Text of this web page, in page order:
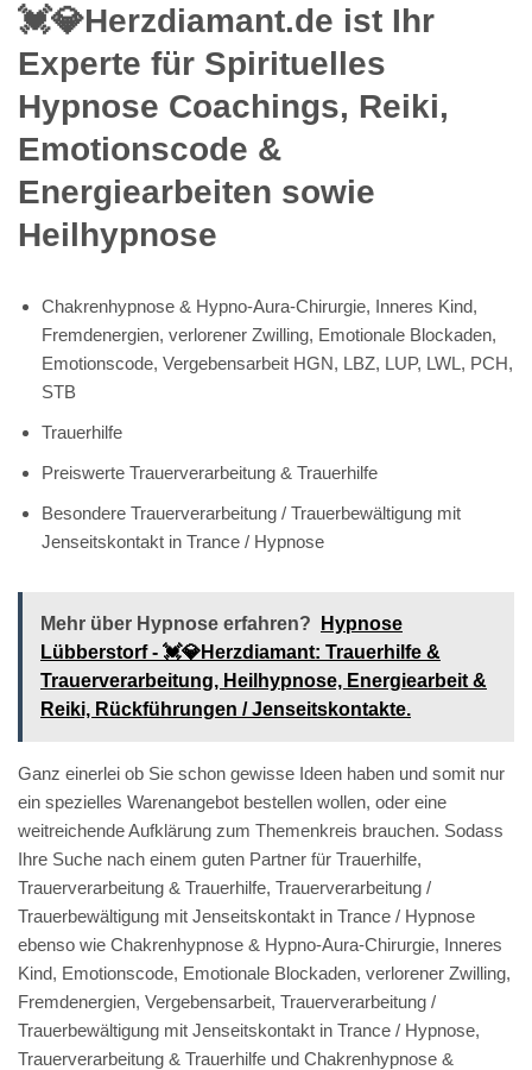
💓️💎Herzdiamant.de ist Ihr
Experte für Spirituelles
Hypnose Coachings, Reiki,
Emotionscode &
Energiearbeiten sowie
Heilhypnose
Chakrenhypnose & Hypno-Aura-Chirurgie, Inneres Kind,
Fremdenergien, verlorener Zwilling, Emotionale Blockaden,
Emotionscode, Vergebensarbeit HGN, LBZ, LUP, LWL, PCH,
STB
Trauerhilfe
Preiswerte Trauerverarbeitung & Trauerhilfe
Besondere Trauerverarbeitung / Trauerbewältigung mit
Jenseitskontakt in Trance / Hypnose
Mehr über Hypnose erfahren?
Hypnose
Lübberstorf - 💓️💎Herzdiamant: Trauerhilfe &
Trauerverarbeitung, Heilhypnose, Energiearbeit &
Reiki, Rückführungen / Jenseitskontakte.
Ganz einerlei ob Sie schon gewisse Ideen haben und somit nur
ein spezielles Warenangebot bestellen wollen, oder eine
weitreichende Aufklärung zum Themenkreis brauchen. Sodass
Ihre Suche nach einem guten Partner für Trauerhilfe,
Trauerverarbeitung & Trauerhilfe, Trauerverarbeitung /
Trauerbewältigung mit Jenseitskontakt in Trance / Hypnose
ebenso wie Chakrenhypnose & Hypno-Aura-Chirurgie, Inneres
Kind, Emotionscode, Emotionale Blockaden, verlorener Zwilling,
Fremdenergien, Vergebensarbeit, Trauerverarbeitung /
Trauerbewältigung mit Jenseitskontakt in Trance / Hypnose,
Trauerverarbeitung & Trauerhilfe und Chakrenhypnose &